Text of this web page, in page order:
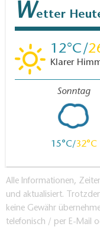
Wetter
12
Klarer
Sonntag
15 32
Alle Informationen,
und aktualisiert.
keine Gewähr
telefonisch / per E-Mail